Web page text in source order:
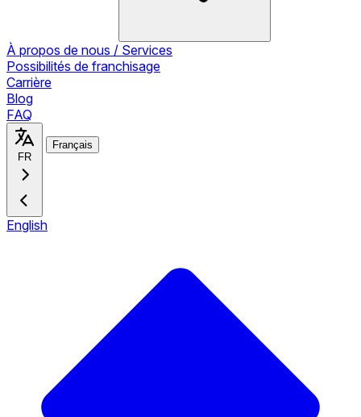
À propos de nous / Services
Possibilités de franchisage
Carrière
Blog
FAQ
FR
Français
English